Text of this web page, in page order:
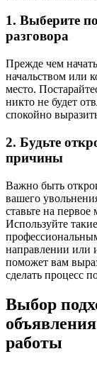
1. Выберите
разговора
Прежде чем
начальством или
место.
никто не будет
спокойно
2. Будьте
причины
Важно быть
вашего
ставьте на первое
Используйте
направлении или
поможет вам
сделать процесс
Выбор
работы